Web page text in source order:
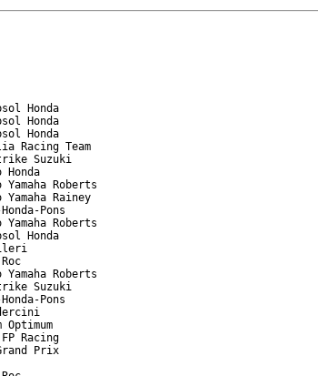
Honda
Honda
Honda
Racing Team
Suzuki
Roberts
Rainey
Pons
Roberts
Honda
Roberts
Suzuki
Pons
Racing
Prix